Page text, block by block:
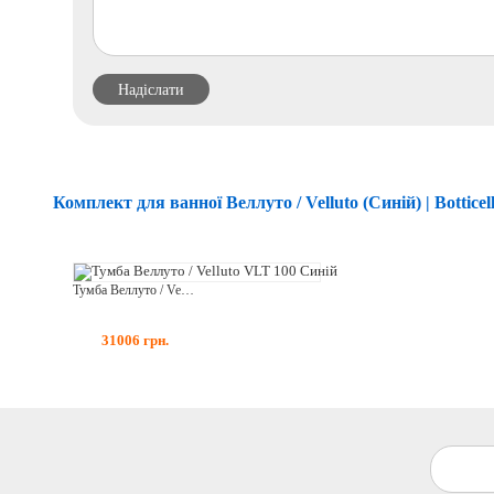
Комплект для ванної Веллуто / Velluto (Синій) |
31006 грн.